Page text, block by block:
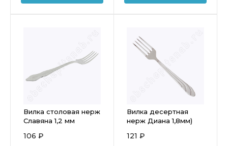
Вилка столовая нерж
Славяна 1,2 мм
106 ₽
Вилка десертная
нерж Диана 1,8мм)
121 ₽